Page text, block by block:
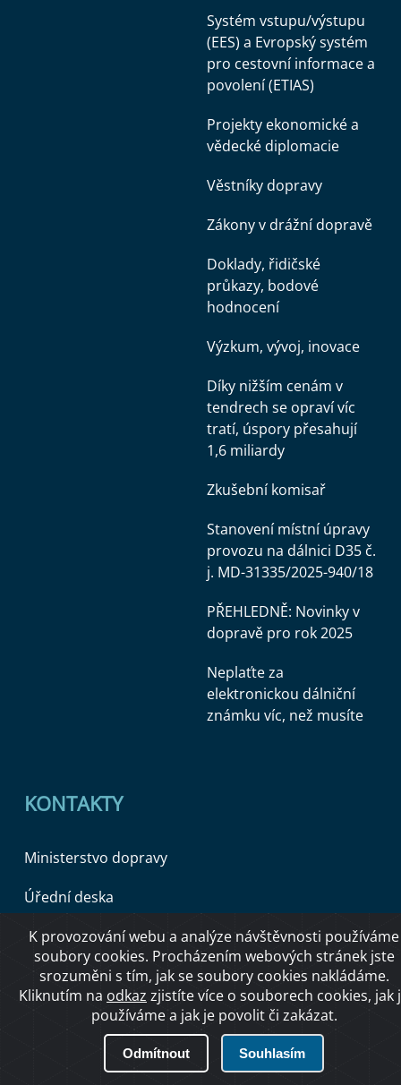
Systém vstupu/výstupu
(EES) a Evropský systém
pro cestovní informace a
povolení (ETIAS)
Projekty ekonomické a
vědecké diplomacie
Věstníky dopravy
Zákony v drážní dopravě
Doklady, řidičské
průkazy, bodové
hodnocení
Výzkum, vývoj, inovace
Díky nižším cenám v
tendrech se opraví víc
tratí, úspory přesahují
1,6 miliardy
Zkušební komisař
Stanovení místní úpravy
provozu na dálnici D35 č.
j. MD-31335/2025-940/18
PŘEHLEDNĚ: Novinky v
dopravě pro rok 2025
Neplaťte za
elektronickou dálniční
známku víc, než musíte
KONTAKTY
Ministerstvo dopravy
Úřední deska
Copyright © 2026 Ministerstvo dopravy ČR
O přístupnosti
K provozování webu a analýze návštěvnosti používáme
soubory cookies. Procházením webových stránek jste
srozuměni s tím, jak se soubory cookies nakládáme.
Kliknutím na odkaz zjistíte více o souborech cookies, jak
používáme a jak je povolit či zakázat.
Odmítnout Souhlasím